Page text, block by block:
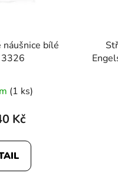
náušnice bílé
(1 ks)
Kč